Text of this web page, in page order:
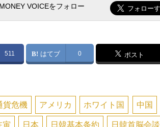
VOICEをフォロー
511 はてブ 0 ポスト
貨危機 アメリカ ホワイト国 中国
寅 日本 日韓基本条約 日韓首脳会談